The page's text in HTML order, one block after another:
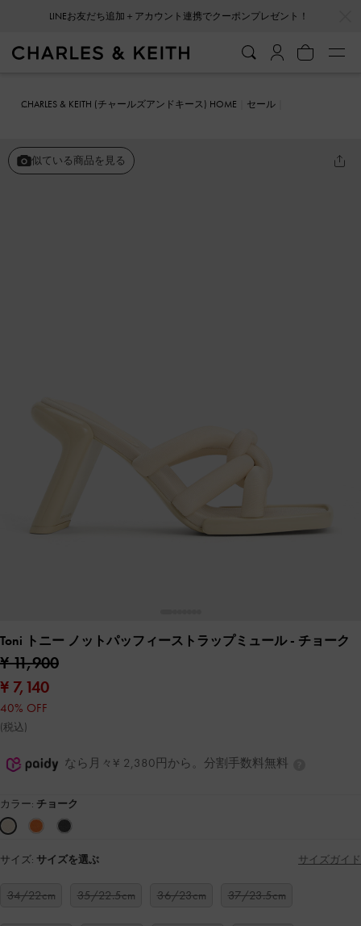
会員登録＋ニュースレター登録で10%OFFクーポンプレゼント！
CHARLES & KEITH (チャールズアンドキース) HOME
セール
似ている商品を見る
Toni トニー ノットパッフィーストラップミュール- チョーク
¥ 11,900
¥ 7,140
40% OFF
(税込)
なら月々¥ 2,380円から。分割手数料無料
カラー: チョーク
サイズ: サイズを選ぶ サイズガイド
34/22cm 35/22.5cm 36/23cm 37/23.5cm